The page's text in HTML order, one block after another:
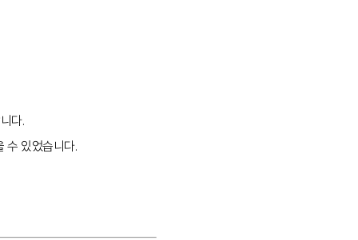
다.
수 있었습니다.